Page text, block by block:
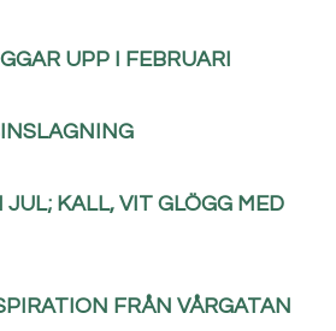
UPP I FEBRUARI
JUL; KALL, VIT GLÖGG MED
FRÅN VÅRGATAN